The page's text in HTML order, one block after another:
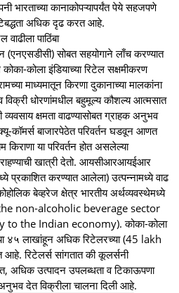
भारताच्‍या कानाकोपऱ्यापर्यंत पेये सहजपणे
अधिक दृढ करत आहे.
पाठिंबा
सोबत सहयोगाने लाँच करण्‍यात
कोला इंडियाच्‍या रिटेल सक्षमीकरण
माध्‍यमातून किरणा दुकानाच्‍या मालकांना
विक्री धोरणांमधील बहुमूल्‍य कौशल्‍य आत्‍मसात
क्षमता वाढण्‍यासोबत ग्राहक अनुभव
कॉमर्स बाजारपेठेत परिवर्तन घडवून आणत
किराणा या परिवर्तन होत असलेल्‍या
राहण्‍याची खात्री देतो. आयसीआरआयईआर
करण्‍यात आलेला) उत्‍पन्‍नामध्‍ये वाढ
बेव्‍हरेज क्षेत्र भारतीय अर्थव्‍यवस्‍थेमध्‍ये
(the non-alcoholic beverage sector
the Indian economy). कोका-कोला
४५ लाखांहून अधिक रिटेलरच्‍या (45 lakh
आहे. रिटेलर्स सांगतात की कूलर्सनी
अधिक उत्‍पादन उपलब्‍धता व टिकाऊपणा
देत विक्रीला चालना दिली आहे.